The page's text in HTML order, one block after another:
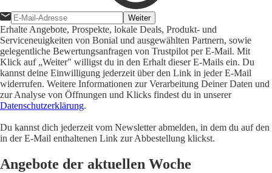
Weiter
Erhalte Angebote, Prospekte, lokale Deals, Produkt- und
Serviceneuigkeiten von Bonial und ausgewählten Partnern, sowie
gelegentliche Bewertungsanfragen von Trustpilot per E-Mail. Mit
Klick auf „Weiter" willigst du in den Erhalt dieser E-Mails ein. Du
kannst deine Einwilligung jederzeit über den Link in jeder E-Mail
widerrufen. Weitere Informationen zur Verarbeitung Deiner Daten und
zur Analyse von Öffnungen und Klicks findest du in unserer
Datenschutzerklärung.
Du kannst dich jederzeit vom Newsletter abmelden, in dem du auf den
in der E-Mail enthaltenen Link zur Abbestellung klickst.
Angebote der aktuellen Woche